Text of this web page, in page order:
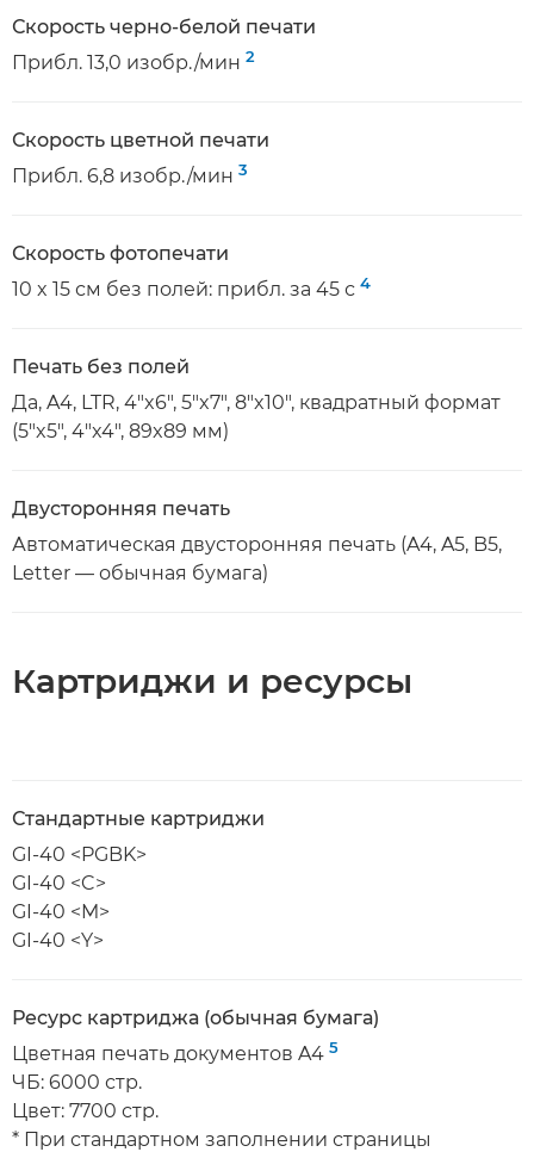
Скорость черно-белой печати
Прибл. 13,0 изобр./мин 2
Скорость цветной печати
Прибл. 6,8 изобр./мин 3
Скорость фотопечати
10 x 15 см без полей: прибл. за 45 с 4
Печать без полей
Да, A4, LTR, 4"x6", 5"x7", 8"x10", квадратный формат
(5"x5", 4"x4", 89x89 мм)
Двусторонняя печать
Автоматическая двусторонняя печать (A4, A5, B5,
Letter — обычная бумага)
Картриджи и ресурсы
Стандартные картриджи
GI-40 <PGBK>
GI-40 <C>
GI-40 <M>
GI-40 <Y>
Ресурс картриджа (обычная бумага)
Цветная печать документов A4 5
ЧБ: 6000 стр.
Цвет: 7700 стр.
* При стандартном заполнении страницы